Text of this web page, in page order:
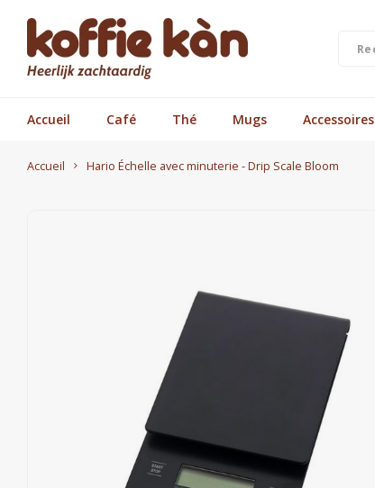
Accueil Café Thé Mugs Accessoires
Accueil Hario Échelle avec minuterie - Drip Scale Bloom